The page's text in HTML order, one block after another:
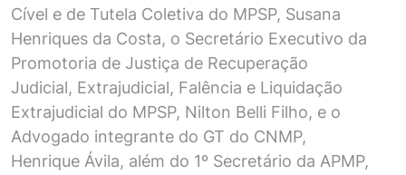
Cível e de Tutela Coletiva do MPSP, Susana
Henriques da Costa, o Secretário Executivo da
Promotoria de Justiça de Recuperação
Judicial, Extrajudicial, Falência e Liquidação
Extrajudicial do MPSP, Nilton Belli Filho, e o
Advogado integrante do GT do CNMP,
Henrique Ávila, além do 1º Secretário da APMP,